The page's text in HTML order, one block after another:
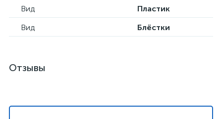
Вид
Пластик
Вид
Блёстки
Отзывы